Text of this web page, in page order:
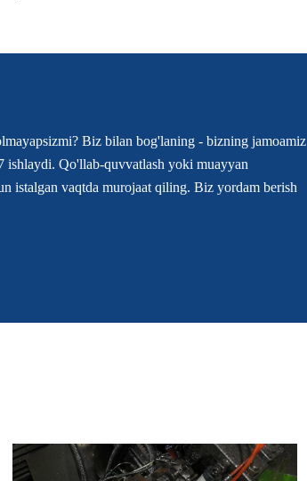
Biz bilan bog'laning - bizning jamoamiz
ishlaydi. Qo'llab-quvvatlash yoki muayyan
istalgan vaqtda murojaat qiling. Biz yordam berish